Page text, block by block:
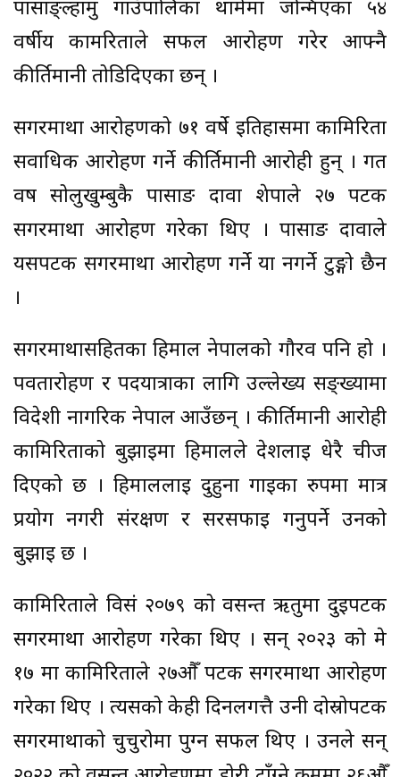
पासाङ्ल्हामु गाउँपालिका थामेमा जन्मिएका ५४
वर्षीय कामरिताले सफल आरोहण गरेर आफ्नै
कीर्तिमानी तोडिदिएका छन् ।
सगरमाथा आरोहणको ७१ वर्षे इतिहासमा कामिरिता
सर्वाधिक आरोहण गर्ने कीर्तिमानी आरोही हुन् । गत
वर्ष सोलुखुम्बुकै पासाङ दावा शेर्पाले २७ पटक
सगरमाथा आरोहण गरेका थिए । पासाङ दावाले
यसपटक सगरमाथा आरोहण गर्ने या नगर्ने टुङ्गो छैन
।
सगरमाथासहितका हिमाल नेपालको गौरव पनि हो ।
पर्वतारोहण र पदयात्राका लागि उल्लेख्य सङ्ख्यामा
विदेशी नागरिक नेपाल आउँछन् । कीर्तिमानी आरोही
कामिरिताको बुझाइमा हिमालले देशलाई धेरै चीज
दिएको छ । हिमाललाई दुहुना गाईका रुपमा मात्र
प्रयोग नगरी संरक्षण र सरसफाइ गर्नुपर्ने उनको
बुझाइ छ ।
कामिरिताले विसं २०७९ को वसन्त ऋतुमा दुईपटक
सगरमाथा आरोहण गरेका थिए । सन् २०२३ को मे
१७ मा कामिरिताले २७औँ पटक सगरमाथा आरोहण
गरेका थिए । त्यसको केही दिनलगत्तै उनी दोस्रोपटक
सगरमाथाको चुचुरोमा पुग्न सफल थिए । उनले सन्